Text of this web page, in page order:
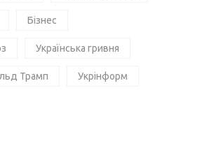
Бізнес
Українська гривня
Трамп Укрінформ